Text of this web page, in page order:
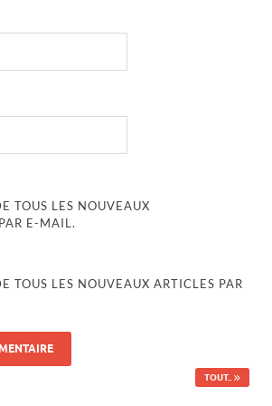
TOUS LES NOUVEAUX
E-MAIL.
TOUS LES NOUVEAUX ARTICLES PAR
TOUT..